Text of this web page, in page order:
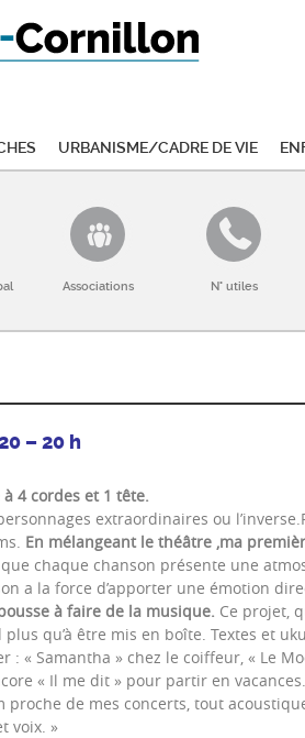
Urbanisme/Cadre de vie
Associations N° utiles
– 20 h
4 cordes et 1 tête.
extraordinaires ou
En mélangeant le théâtre ,ma
que chaque chanson présente une
a la force d’apporter une émotion
à faire de la musique. Ce projet,
plus qu’à être mis en boîte. Textes et
: « Samantha » chez le coiffeur, « Le
« Il me dit » pour partir en
de mes concerts, tout
voix. »